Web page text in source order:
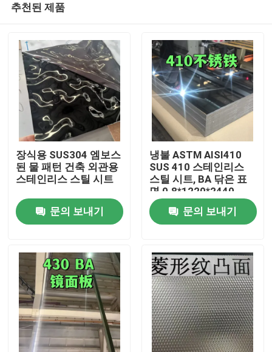
제품
비디오
추천된 제품
장식용 SUS304 엠보스
된 물 패턴 건축 외관용
스테인리스 스틸 시트
문의 보내기
냉불 ASTM AISI410
SUS 410 스테인리스
스틸 시트, BA 닦은 표
면 0.8*1220*2440
문의 보내기